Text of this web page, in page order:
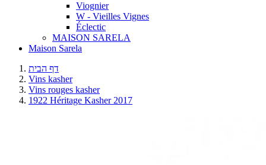
Viognier
W - Vieilles Vignes
Éclectic
MAISON SARELA
Maison Sarela
דף הבית
Vins kasher
Vins rouges kasher
1922 Héritage Kasher 2017